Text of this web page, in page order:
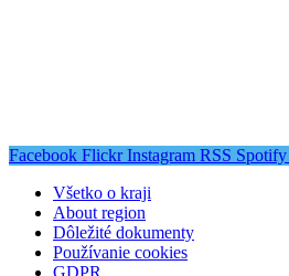
Facebook Flickr Instagram RSS Spotify
Všetko o kraji
About region
Dôležité dokumenty
Používanie cookies